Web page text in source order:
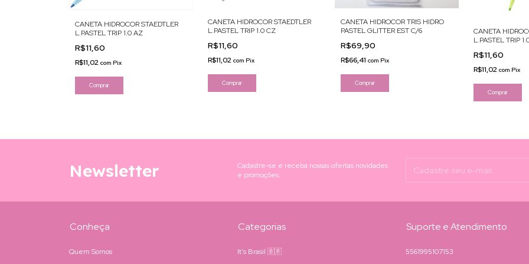
CANETA HIDROCOR STAEDTLER
L.PASTEL TRIP 1.0 AZ
R$11,60
R$11,02 com Pix
CANETA HIDROCOR STAEDTLER
L.PASTEL TRIP 1.0 CZ
R$11,60
R$11,02 com Pix
CANETA HIDROCOR TRIS HIDRO
PASTEL GLITTER EST C/6
R$69,90
R$66,41 com Pix
CANETA
L.PASTEL TRIP
R$11,60
R$11,02 com Pix
Newsletter
Cadastre-se e receba nossas ofertas novidades
e promoções.
Conheça
Quem Somos
Categorias
It's Brasil 🇧🇷
Suporte e Atendimento
5561995107153